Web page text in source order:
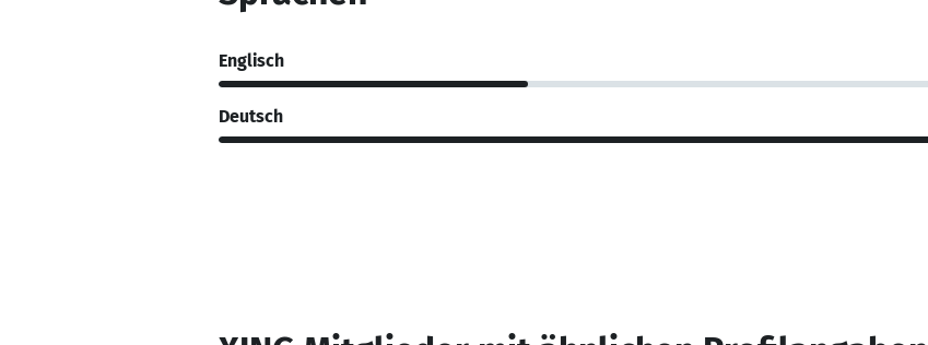
Englisch
Deutsch